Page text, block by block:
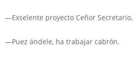
—Exselente proyecto Ceñor Secretario.
—Puez ándele, ha trabajar cabrón.